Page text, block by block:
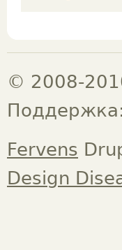
© 2008-
Поддержка:
Fervens
Design